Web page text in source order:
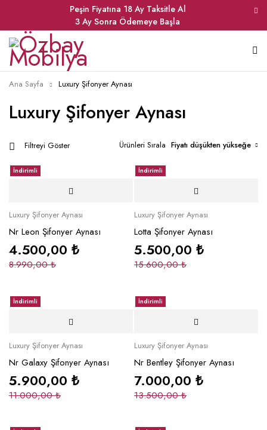
Peşin Fiyatına 18 Ay Taksitle Al
3 Ay Sonra Ödemeye Başla
Luxury Şifonyer Aynası
Ana Sayfa Luxury Şifonyer Aynası
Filtreyi Göster Ürünleri Sırala Fiyatı düşükten yükseğe
İndirimli
Luxury Şifonyer Aynası
Nr Leon Şifonyer Aynası
8.990,00₺
4.500,00 ₺
İndirimli
Luxury Şifonyer Aynası
Lotta Şifonyer Aynası
15.600,00₺
5.500,00 ₺
İndirimli
Luxury Şifonyer Aynası
Nr Galaxy Şifonyer Aynası
11.000,00₺
5.900,00 ₺
İndirimli
Luxury Şifonyer Aynası
Nr Bentley Şifonyer Aynası
13.500,00₺
7.000,00 ₺